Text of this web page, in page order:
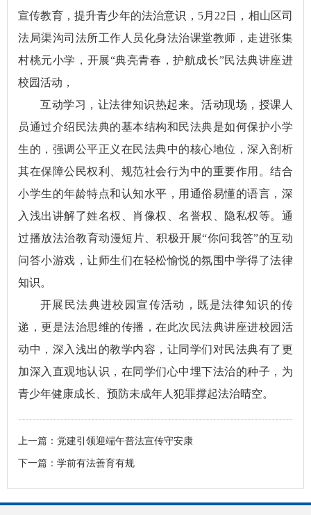
宣传教育，提升青少年的法治意识，5月22日，相山区司
法局渠沟司法所工作人员化身法治课堂教师，走进张集
村桃元小学，开展“典亮青春，护航成长”民法典讲座进
校园活动，
互动学习，让法律知识热起来。活动现场，授课人
员通过介绍民法典的基本结构和民法典是如何保护小学
生的，强调公平正义在民法典中的核心地位，深入剖析
其在保障公民权利、规范社会行为中的重要作用。结合
小学生的年龄特点和认知水平，用通俗易懂的语言，深
入浅出讲解了姓名权、肖像权、名誉权、隐私权等。通
过播放法治教育动漫短片、积极开展“你问我答”的互动
问答小游戏，让师生们在轻松愉悦的氛围中学得了法律
知识。
开展民法典进校园宣传活动，既是法律知识的传
递，更是法治思维的传播，在此次民法典讲座进校园活
动中，深入浅出的教学内容，让同学们对民法典有了更
加深入直观地认识，在同学们心中埋下法治的种子，为
青少年健康成长、预防未成年人犯罪撑起法治晴空。
上一篇： 党建引领迎端午普法宣传守安康
下一篇： 学前有法善育有规